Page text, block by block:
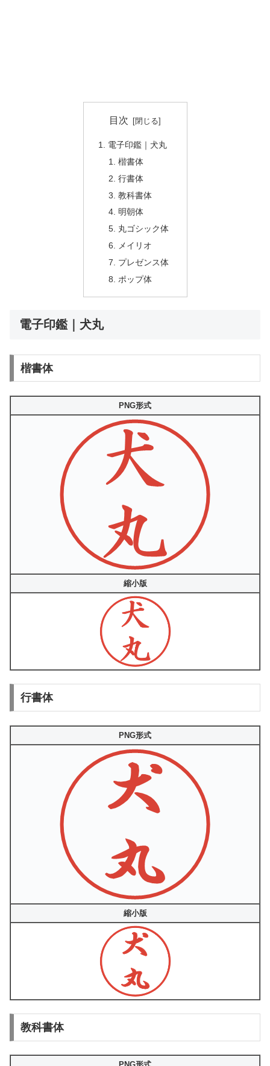
目次
電子印鑑｜犬丸
楷書体
行書体
教科書体
明朝体
丸ゴシック体
メイリオ
プレゼンス体
ポップ体
電子印鑑｜犬丸
楷書体
PNG形式
縮小版
行書体
PNG形式
縮小版
教科書体